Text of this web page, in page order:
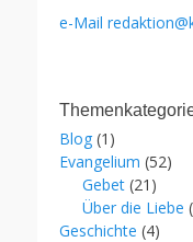
e-Mail
Blog (1)
Evangelium (52)
Gebet (21)
Über die Liebe
Geschichte (4)